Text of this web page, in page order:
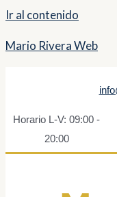
Ir al contenido
Mario Rivera Web
Horario L-V: 09:00 -
20:00